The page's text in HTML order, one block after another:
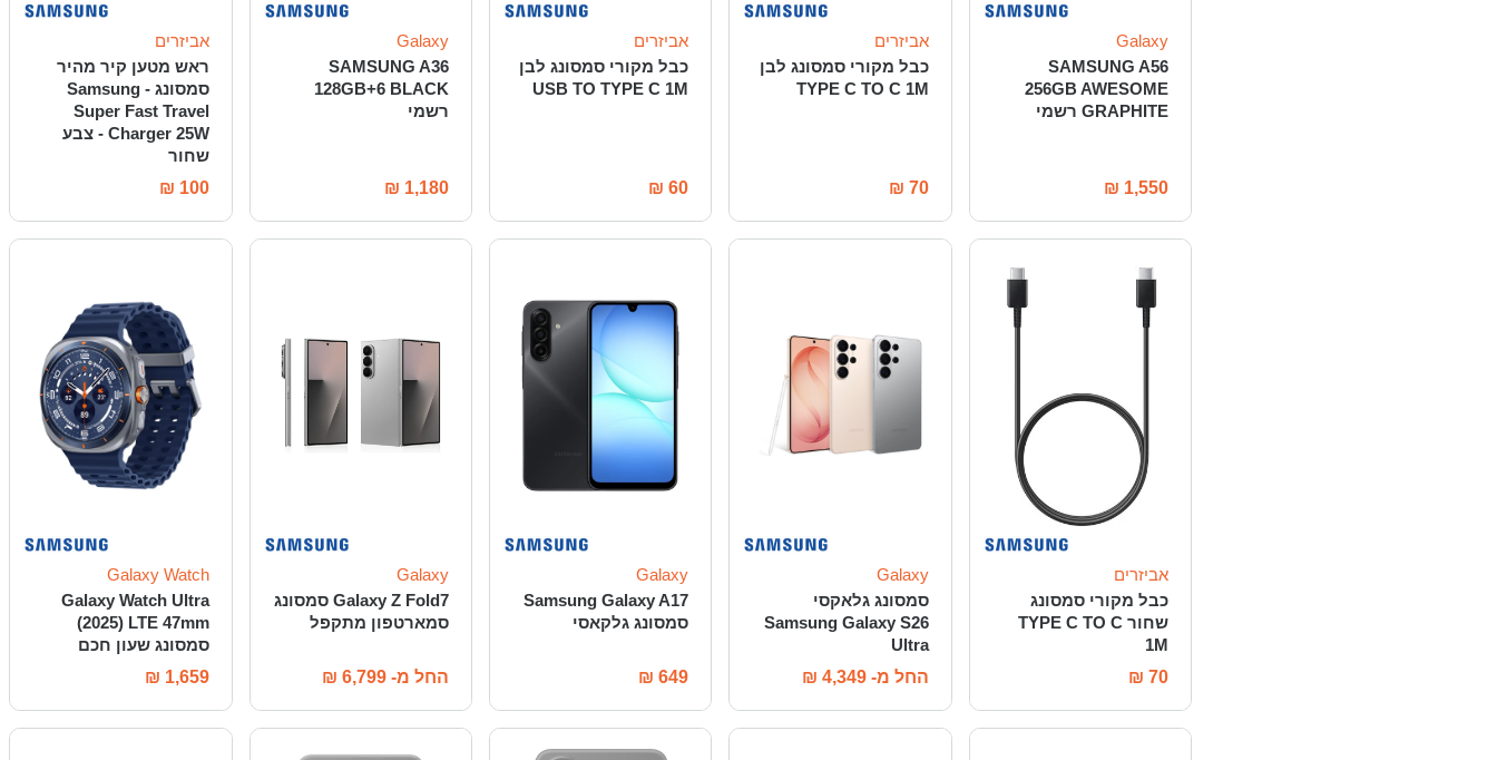
Galaxy
SAMSUNG A56
256GB AWESOME
GRAPHITE רשמי
₪ 1,550
אביזרים
כבל מקורי סמסונג לבן
TYPE C TO C 1M
₪ 70
אביזרים
כבל מקורי סמסונג לבן
USB TO TYPE C 1M
₪ 60
Galaxy
SAMSUNG A36
128GB+6 BLACK
רשמי
₪ 1,180
אביזרים
ראש מטען קיר מהיר
סמסונג - Samsung
Super Fast Travel
Charger 25W - צבע
שחור
₪ 100
אביזרים
כבל מקורי סמסונג
שחור TYPE C TO C
1M
₪ 70
Galaxy
סמסונג גלאקסי
Samsung Galaxy S26
Ultra
החל מ-
₪ 4,349
Galaxy
Samsung Galaxy A17
סמסונג גלקאסי
₪ 649
Galaxy
Galaxy Z Fold7 סמסונג
סמארטפון מתקפל
החל מ- ₪ 6,799
Galaxy Watch
Galaxy Watch Ultra
(2025) LTE 47mm
סמסונג שעון חכם
₪ 1,659